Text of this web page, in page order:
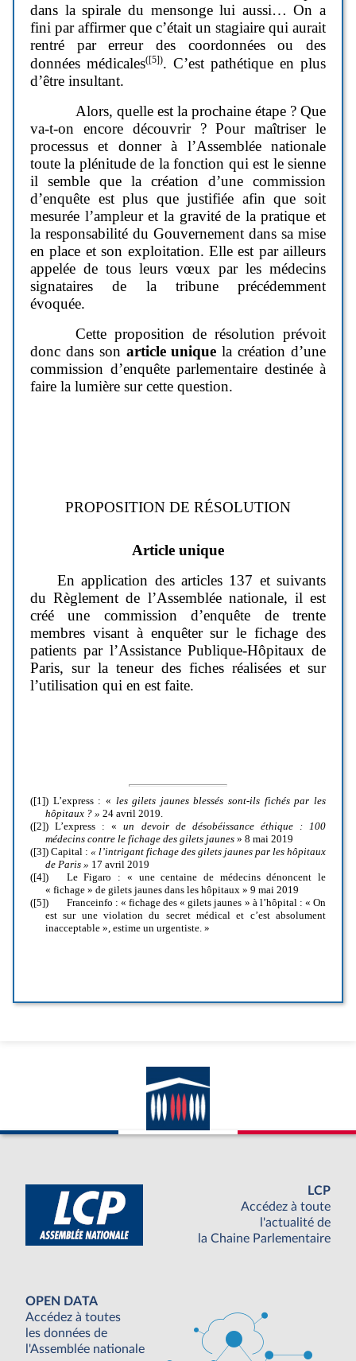
LCP
Accédez à toute
l'actualité de
la Chaine Parlementaire
OPEN DATA
Accédez à toutes
les données de
l'Assemblée nationale